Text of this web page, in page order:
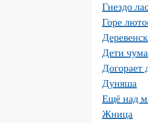
Гнездо
Горе
Дети
Догорает
Дуняша
Ещё над
Жница